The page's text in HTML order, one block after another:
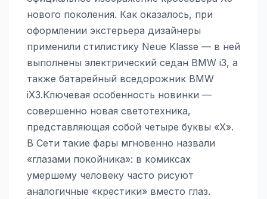
нового поколения. Как оказалось, при
оформлении экстерьера дизайнеры
применили стилистику Neue Klasse — в ней
выполнены электрический седан BMW i3, а
также батарейный вседорожник BMW
iX3.Ключевая особенность новинки —
совершенно новая светотехника,
представляющая собой четыре буквы «X».
В Сети такие фары мгновенно назвали
«глазами покойника»: в комиксах
умершему человеку часто рисуют
аналогичные «крестики» вместо глаз.